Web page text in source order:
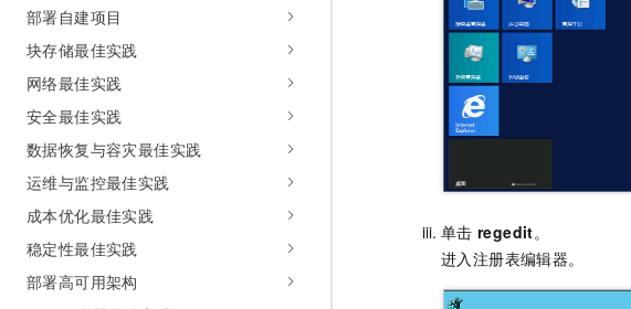
部署自建项目
块存储最佳实践
网络最佳实践
安全最佳实践
数据恢复与容灾最佳实践
运维与监控最佳实践
成本优化最佳实践
稳定性最佳实践
部署高可用架构
单击 regedit。
进入注册表编辑器。